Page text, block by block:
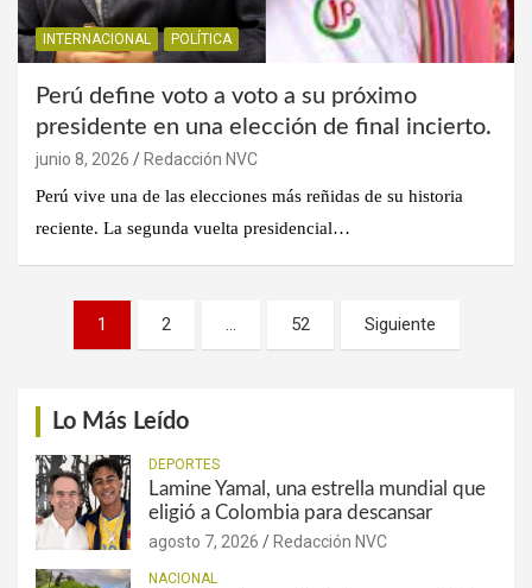
INTERNACIONAL POLÍTICA
Perú define voto a voto a su próximo
presidente en una elección de final incierto.
junio 8, 2026
Redacción NVC
Perú vive una de las elecciones más reñidas de su historia
reciente. La segunda vuelta presidencial…
Paginación
1 2 … 52 Siguiente
Lo Más Leído
DEPORTES
Lamine Yamal, una estrella mundial que
eligió a Colombia para descansar
agosto 7, 2026 Redacción NVC
NACIONAL